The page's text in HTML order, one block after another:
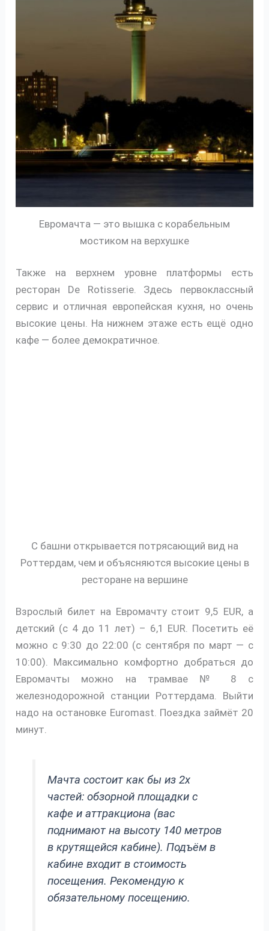
Евромачта — это вышка с корабельным
мостиком на верхушке
Также на верхнем уровне платформы есть
ресторан De Rotisserie. Здесь первоклассный
сервис и отличная европейская кухня, но очень
высокие цены. На нижнем этаже есть ещё одно
кафе — более демократичное.
С башни открывается потрясающий вид на
Роттердам, чем и объясняются высокие цены в
ресторане на вершине
Взрослый билет на Евромачту стоит 9,5 EUR, а
детский (с 4 до 11 лет) – 6,1 EUR. Посетить её
можно с 9:30 до 22:00 (с сентября по март — с
10:00). Максимально комфортно добраться до
Евромачты можно на трамвае № 8 с
железнодорожной станции Роттердама. Выйти
надо на остановке Euromast. Поездка займёт 20
минут.
Мачта состоит как бы из 2х
частей: обзорной площадки с
кафе и аттракциона (вас
поднимают на высоту 140 метров
в крутящейся кабине). Подъём в
кабине входит в стоимость
посещения. Рекомендую к
обязательному посещению.